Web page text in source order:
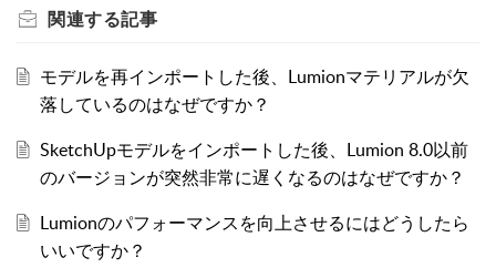
関連する記事
モデルを再インポートした後、Lumionマテリアルが欠
落しているのはなぜですか？
SketchUpモデルをインポートした後、Lumion 8.0以前
のバージョンが突然非常に遅くなるのはなぜですか？
Lumionのパフォーマンスを向上させるにはどうしたら
いいですか？